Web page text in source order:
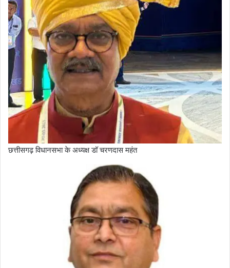
छत्तीसगढ़ विधानसभा के अध्यक्ष डॉ चरणदास महंत